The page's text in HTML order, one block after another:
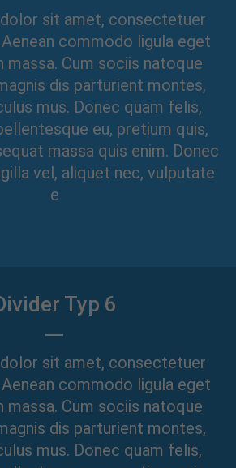
sit amet, consectetuer
commodo ligula eget
massa. Cum sociis natoque
dis parturient montes,
mus. Donec quam felis,
eu, pretium quis,
massa quis enim. Donec
vel, aliquet nec, vulputate
e
Typ 6
sit amet, consectetuer
commodo ligula eget
massa. Cum sociis natoque
dis parturient montes,
mus. Donec quam felis,